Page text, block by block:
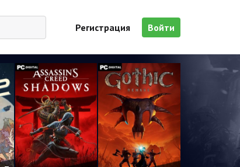
Регистрация Войти